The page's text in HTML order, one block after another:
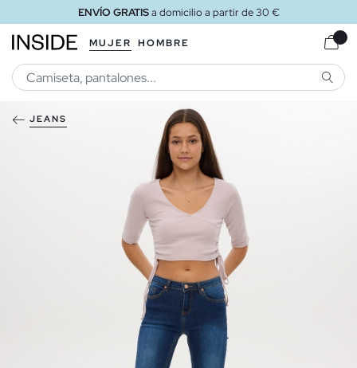
ENVÍO GRATISa domicilio a partir de 30 €
MUJER HOMBRE
JEANS